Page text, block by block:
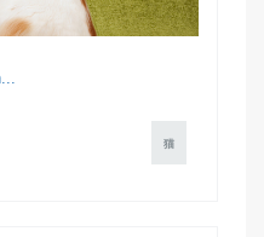
猫